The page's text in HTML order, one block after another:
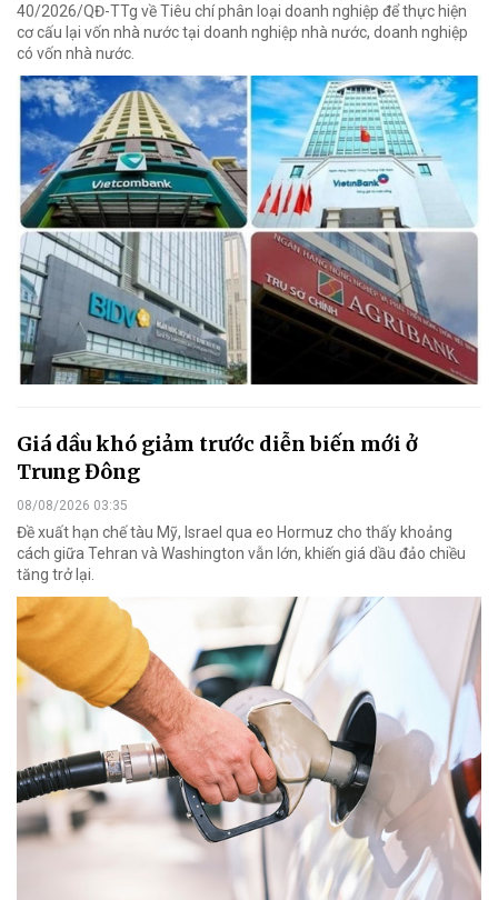
40/2026/QĐ-TTg về Tiêu chí phân loại doanh nghiệp để thực hiện
cơ cấu lại vốn nhà nước tại doanh nghiệp nhà nước, doanh nghiệp
có vốn nhà nước.
Giá dầu khó giảm trước diễn biến mới ở
Trung Đông
08/08/2026 03:35
Đề xuất hạn chế tàu Mỹ, Israel qua eo Hormuz cho thấy khoảng
cách giữa Tehran và Washington vẫn lớn, khiến giá dầu đảo chiều
tăng trở lại.